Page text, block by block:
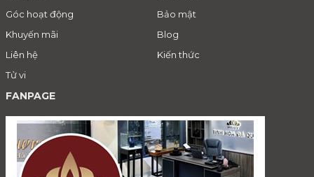
Góc hoạt động
Bảo mật
Khuyến mãi
Blog
Liên hệ
Kiến thức
Tử vi
FANPAGE